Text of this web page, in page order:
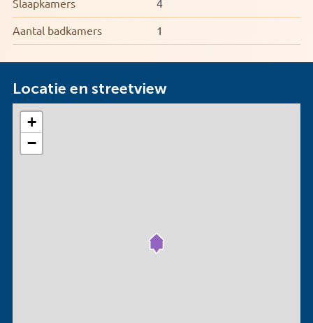
Slaapkamers 4
Aantal badkamers 1
Locatie en streetview
+
−